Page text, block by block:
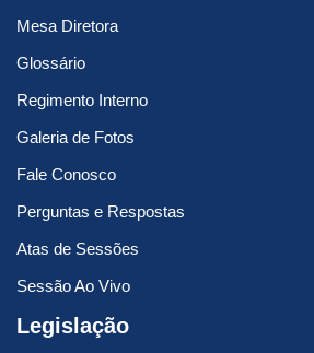
Mesa Diretora
Glossário
Regimento Interno
Galeria de Fotos
Fale Conosco
Perguntas e Respostas
Atas de Sessões
Sessão Ao Vivo
Legislação